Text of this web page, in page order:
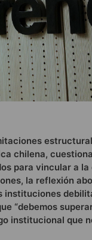
chilena,
para vincular a la
la reflexión
“debemos
institucional que